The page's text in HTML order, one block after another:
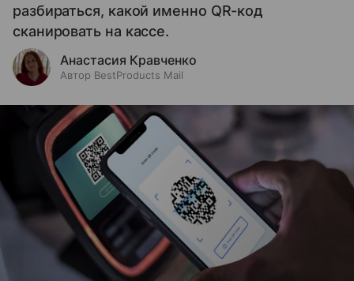
разбираться, какой именно QR-код
сканировать на кассе.
Анастасия Кравченко
Автор BestProducts Mail